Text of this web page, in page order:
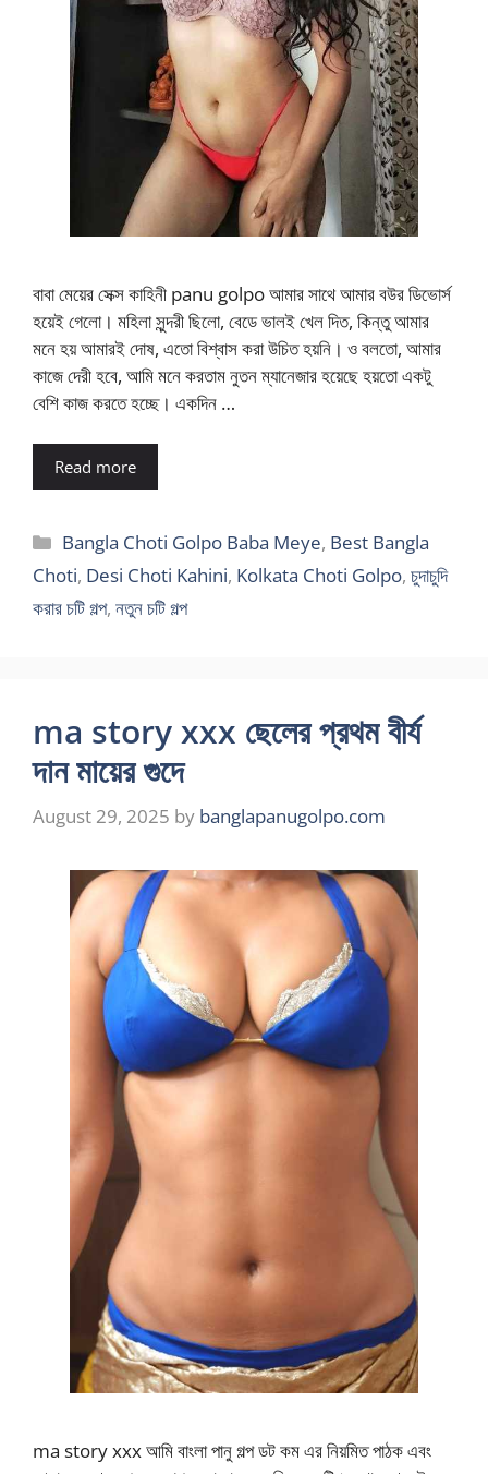
বাবা মেয়ের সেক্স কাহিনী panu golpo আমার সাথে আমার বউর ডিভোর্স
হয়েই গেলো। মহিলা সুন্দরী ছিলো, বেডে ভালই খেল দিত, কিন্তু আমার
মনে হয় আমারই দোষ, এতো বিশ্বাস করা উচিত হয়নি। ও বলতো, আমার
কাজে দেরী হবে, আমি মনে করতাম নুতন ম্যানেজার হয়েছে হয়তো একটু
বেশি কাজ করতে হচ্ছে। একদিন …
Read more
Categories
Bangla Choti Golpo Baba Meye, Best Bangla
Choti, Desi Choti Kahini, Kolkata Choti Golpo, চুদাচুদি
করার চটি গল্প, নতুন চটি গল্প
ma story xxx ছেলের প্রথম বীর্য
দান মায়ের গুদে
August 29, 2025 by banglapanugolpo.com
ma story xxx আমি বাংলা পানু গল্প ডট কম এর নিয়মিত পাঠক এবং